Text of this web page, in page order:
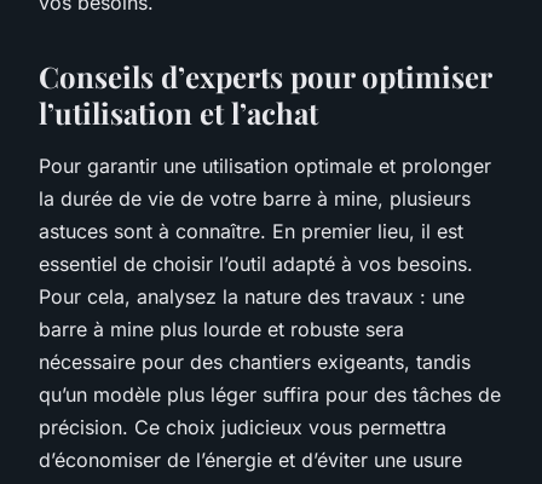
Conseils d’experts pour optimiser
l’utilisation et l’achat
Pour garantir une utilisation optimale et prolonger
la durée de vie de votre barre à mine, plusieurs
astuces sont à connaître. En premier lieu, il est
essentiel de choisir l’outil adapté à vos besoins.
Pour cela, analysez la nature des travaux : une
barre à mine plus lourde et robuste sera
nécessaire pour des chantiers exigeants, tandis
qu’un modèle plus léger suffira pour des tâches de
précision. Ce choix judicieux vous permettra
d’économiser de l’énergie et d’éviter une usure